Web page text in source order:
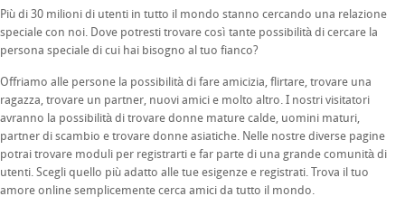
Più di 30 milioni di utenti in tutto il mondo stanno cercando una relazione
speciale con noi. Dove potresti trovare così tante possibilità di cercare la
persona speciale di cui hai bisogno al tuo fianco?
Offriamo alle persone la possibilità di fare amicizia, flirtare, trovare una
ragazza, trovare un partner, nuovi amici e molto altro. I nostri visitatori
avranno la possibilità di trovare donne mature calde, uomini maturi,
partner di scambio e trovare donne asiatiche. Nelle nostre diverse pagine
potrai trovare moduli per registrarti e far parte di una grande comunità di
utenti. Scegli quello più adatto alle tue esigenze e registrati. Trova il tuo
amore online semplicemente cerca amici da tutto il mondo.